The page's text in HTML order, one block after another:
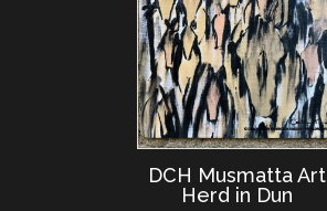
DCH Musmatta Art
Herd in Dun